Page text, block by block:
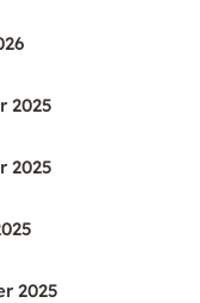
2025
2025
2025